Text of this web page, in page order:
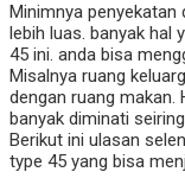
Minimnya
lebih luas. banyak hal
45 ini. anda bisa
Misalnya ruang
dengan ruang makan.
banyak diminati
Berikut ini ulasan
type 45 yang bisa